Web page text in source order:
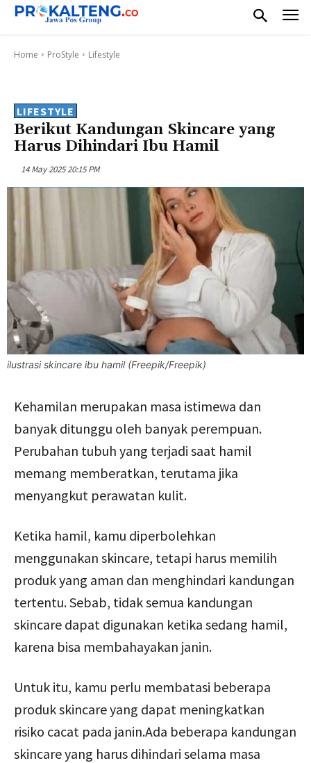
Home ProStyle Lifestyle
LIFESTYLE
Berikut Kandungan Skincare yang
Harus Dihindari Ibu Hamil
14 May 2025 20:15 PM
ilustrasi skincare ibu hamil (Freepik/Freepik)
Kehamilan merupakan masa istimewa dan
banyak ditunggu oleh banyak perempuan.
Perubahan tubuh yang terjadi saat hamil
memang memberatkan, terutama jika
menyangkut perawatan kulit.
Ketika hamil, kamu diperbolehkan
menggunakan skincare, tetapi harus memilih
produk yang aman dan menghindari kandungan
tertentu. Sebab, tidak semua kandungan
skincare dapat digunakan ketika sedang hamil,
karena bisa membahayakan janin.
Untuk itu, kamu perlu membatasi beberapa
produk skincare yang dapat meningkatkan
risiko cacat pada janin.Ada beberapa kandungan
skincare yang harus dihindari selama masa